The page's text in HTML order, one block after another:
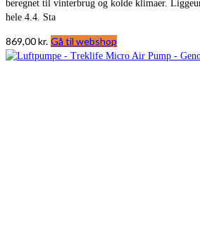
beregnet til vinterbrug og kolde klimaer.
hele 4.4. Sta
869,00kr. Gå til webshop